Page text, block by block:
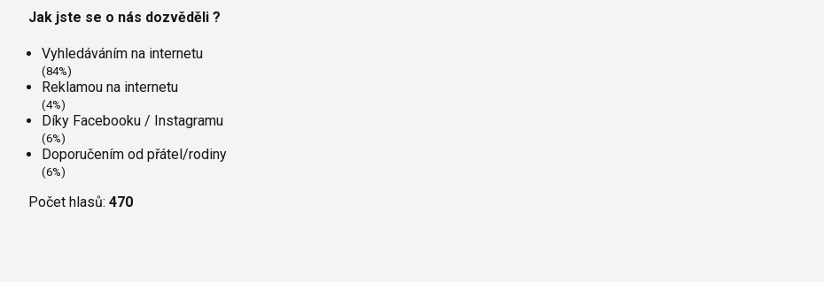
Jak jste se o nás dozvěděli ?
Vyhledáváním na internetu
(84%)
Reklamou na internetu
(4%)
Díky Facebooku / Instagramu
(6%)
Doporučením od přátel/rodiny
(6%)
Počet hlasů: 470